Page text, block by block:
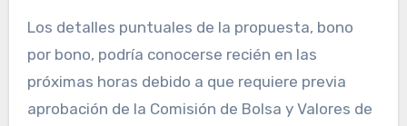
Los detalles puntuales de la propuesta, bono
por bono, podría conocerse recién en las
próximas horas debido a que requiere previa
aprobación de la Comisión de Bolsa y Valores de